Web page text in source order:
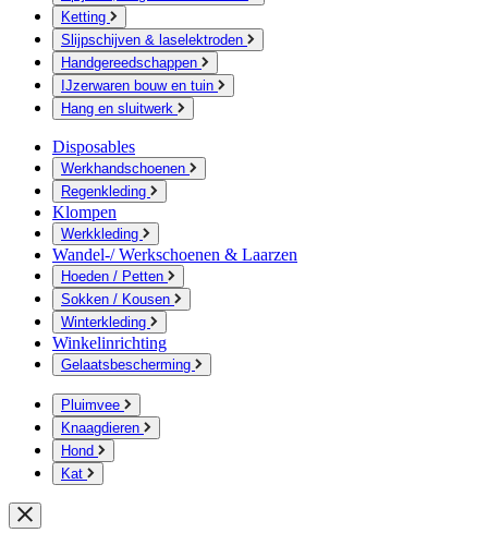
Ketting
Slijpschijven & laselektroden
Handgereedschappen
IJzerwaren bouw en tuin
Hang en sluitwerk
Disposables
Werkhandschoenen
Regenkleding
Klompen
Werkkleding
Wandel-/ Werkschoenen & Laarzen
Hoeden / Petten
Sokken / Kousen
Winterkleding
Winkelinrichting
Gelaatsbescherming
Pluimvee
Knaagdieren
Hond
Kat